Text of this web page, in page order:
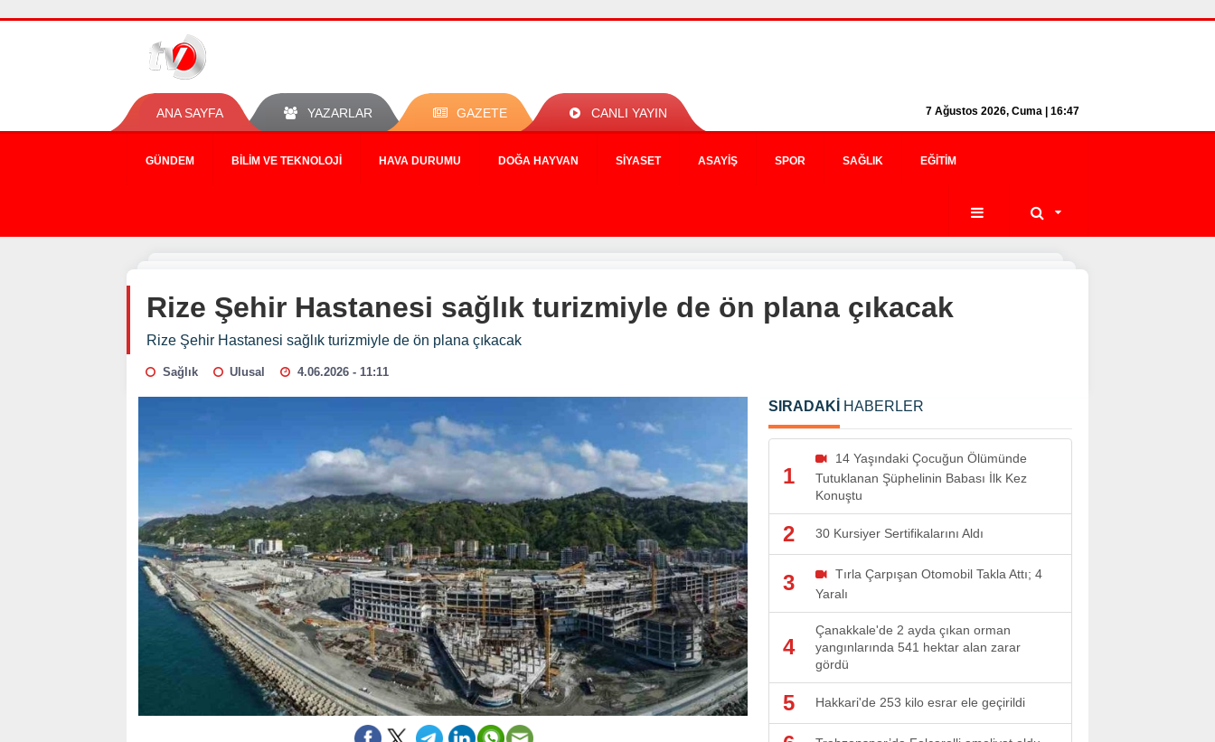
ANA SAYFA YAZARLAR GAZETE CANLI YAYIN 7 Ağustos 2026, Cuma | 16:47
GÜNDEM BILIM VE TEKNOLOJI HAVA DURUMU DOĞA HAYVAN SIYASET ASAYIŞ SPOR SAĞLIK EĞITIM
Rize Şehir Hastanesi sağlık turizmiyle de ön plana çıkacak
Rize Şehir Hastanesi sağlık turizmiyle de ön plana çıkacak
Sağlık Ulusal 4.06.2026 - 11:11
SIRADAKİ HABERLER
1
14 Yaşındaki Çocuğun Ölümünde
Tutuklanan Şüphelinin Babası İlk Kez
Konuştu
2 30 Kursiyer Sertifikalarını Aldı
3
Tırla Çarpışan Otomobil Takla Attı; 4
Yaralı
4
Çanakkale'de 2 ayda çıkan orman
yangınlarında 541 hektar alan zarar
gördü
5 Hakkari'de 253 kilo esrar ele geçirildi